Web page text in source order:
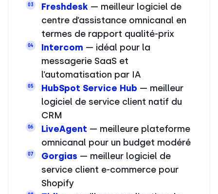
03 Freshdesk — meilleur logiciel de
centre d’assistance omnicanal en
termes de rapport qualité-prix
04 Intercom — idéal pour la
messagerie SaaS et
l’automatisation par IA
05 HubSpot Service Hub — meilleur
logiciel de service client natif du
CRM
06 LiveAgent — meilleure plateforme
omnicanal pour un budget modéré
07 Gorgias — meilleur logiciel de
service client e-commerce pour
Shopify